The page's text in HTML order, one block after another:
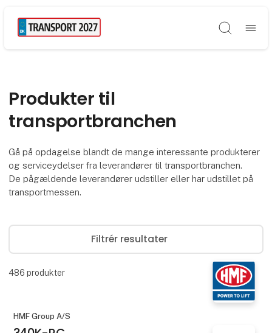
Søg
Produkter til
transportbranchen
Gå på opdagelse blandt de mange interessante produkterer
og serviceydelser fra leverandører til transportbranchen.
De pågældende leverandører udstiller eller har udstillet på
transportmessen.
Filtrér resultater
486 produkter
HMF Group A/S